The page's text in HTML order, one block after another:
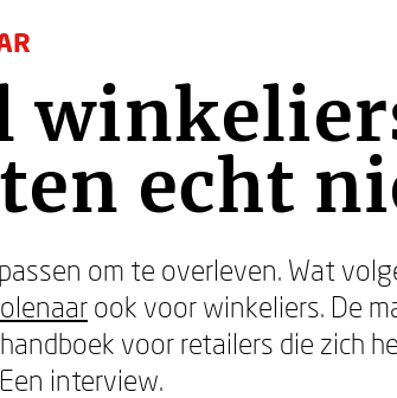
echt
om te overleven. Wat
ook voor winkeliers. De
voor retailers die zich
interview.